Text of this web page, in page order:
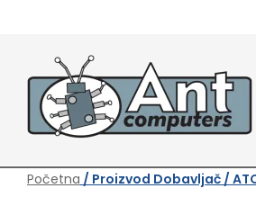
Početna / Proizvod Dobavljač /